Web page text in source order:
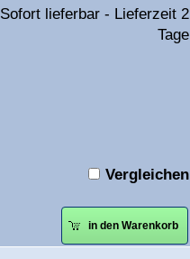
Sofort lieferbar - Lieferzeit 2
Tage
Vergleichen
in den Warenkorb